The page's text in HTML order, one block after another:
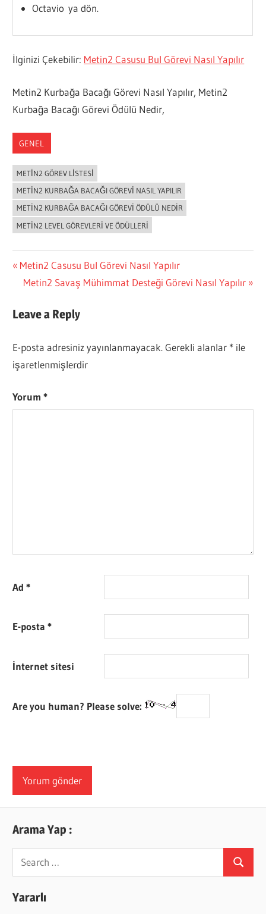
Octavio ya dön.
İlginizi Çekebilir: Metin2 Casusu Bul Görevi Nasıl Yapılır
Metin2 Kurbağa Bacağı Görevi Nasıl Yapılır, Metin2
Kurbağa Bacağı Görevi Ödülü Nedir,
GENEL
METIN2 GÖREV LISTESI
METIN2 KURBAĞA BACAĞI GÖREVI NASIL YAPILIR
METIN2 KURBAĞA BACAĞI GÖREVI ÖDÜLÜ NEDIR
METIN2 LEVEL GÖREVLERI VE ÖDÜLLERI
Yazı
gezinmesi
Previous
Post:
Metin2 Casusu Bul Görevi Nasıl Yapılır
Next
Metin2 Savaş Mühimmat Desteği Görevi Nasıl Yapılır
Leave a Reply
E-posta adresiniz yayınlanmayacak. Gerekli alanlar * ile
işaretlenmişlerdir
Yorum*
Ad*
E-posta*
İnternet sitesi
Are you human? Please solve:
Arama Yap :
Search
for:
Search
Yararlı